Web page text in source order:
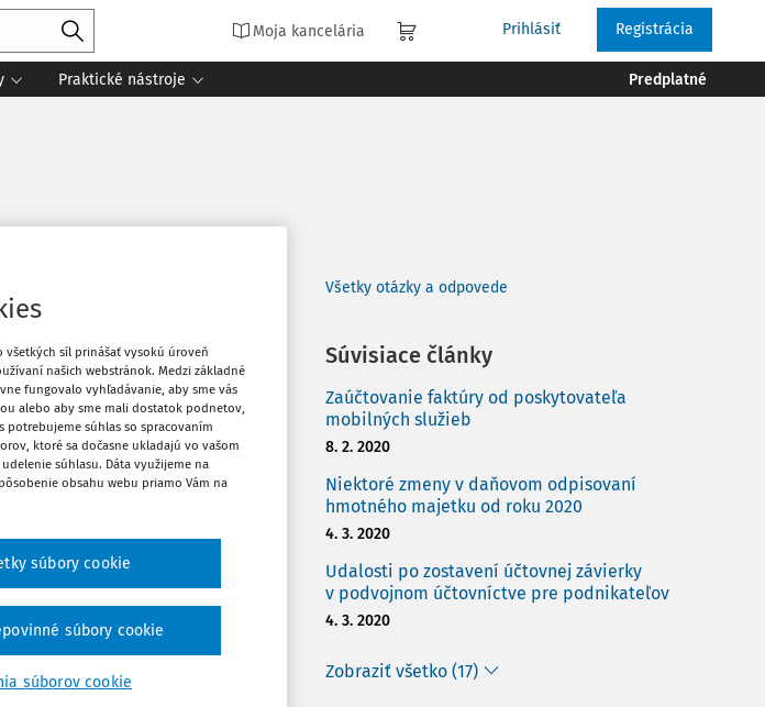
Moja kancelária Prihlásiť Registrácia
Praktické nástroje Predplatné
ako
plagátoch,
obce
sa
Stiahnuť
Vytlačiť
Všetky otázky a odpovede
Súvisiace články
Zaúčtovanie faktúry od poskytovateľa
mobilných služieb
8. 2. 2020
Niektoré zmeny v daňovom odpisovaní
hmotného majetku od roku 2020
4. 3. 2020
Udalosti po zostavení účtovnej závierky
v podvojnom účtovníctve pre podnikateľov
4. 3. 2020
Zobraziť všetko (17)
všetkých síl prinášať vysokú úroveň
našich webstránok. Medzi základné
fungovalo vyhľadávanie, aby sme vás
alebo aby sme mali dostatok podnetov,
potrebujeme súhlas so spracovaním
ktoré sa dočasne ukladajú vo vašom
súhlasu. Dáta využijeme na
obsahu webu priamo Vám na
súborov cookie
súbory cookie
súbory cookie